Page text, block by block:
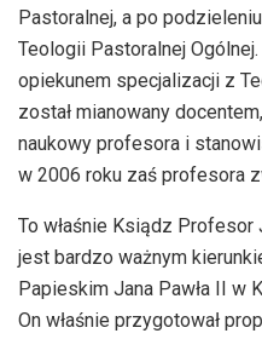
Pastoralnej, a po
Teologii Pastoralnej
opiekunem specjalizacji z
został mianowany
naukowy profesora i
w 2006 roku zaś profesora
To właśnie Ksiądz Profesor
jest bardzo ważnym
Papieskim Jana Pawła II w
On właśnie przygotował